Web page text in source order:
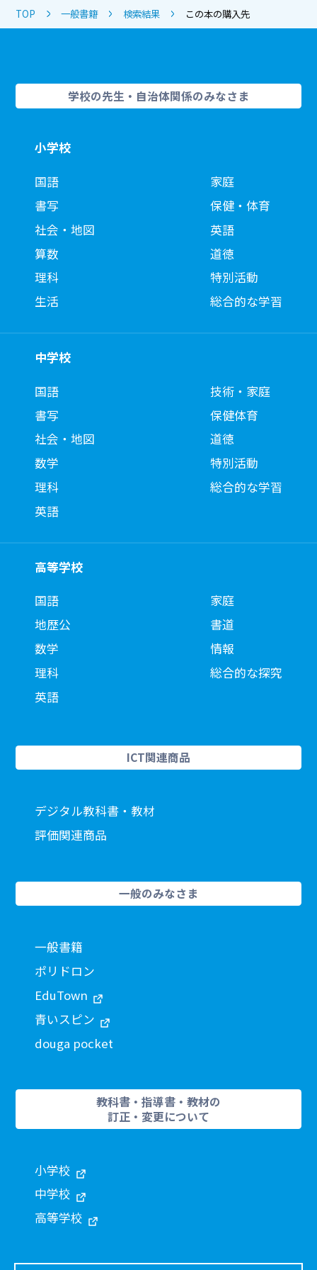
TOP 一般書籍 検索結果 この本の購入先
学校の先生・自治体関係のみなさま
小学校
国語
書写
社会・地図
算数
理科
生活
家庭
保健・体育
英語
道徳
特別活動
総合的な学習
中学校
国語
書写
社会・地図
数学
理科
英語
技術・家庭
保健体育
道徳
特別活動
総合的な学習
高等学校
国語
地歴公
数学
理科
英語
家庭
書道
情報
総合的な探究
ICT関連商品
デジタル教科書・教材
評価関連商品
一般のみなさま
一般書籍
ポリドロン
EduTown
青いスピン
douga pocket
教科書・指導書・教材の
訂正・変更について
小学校
中学校
高等学校